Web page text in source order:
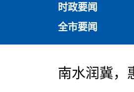
时政要闻
全市要闻
南水润冀，